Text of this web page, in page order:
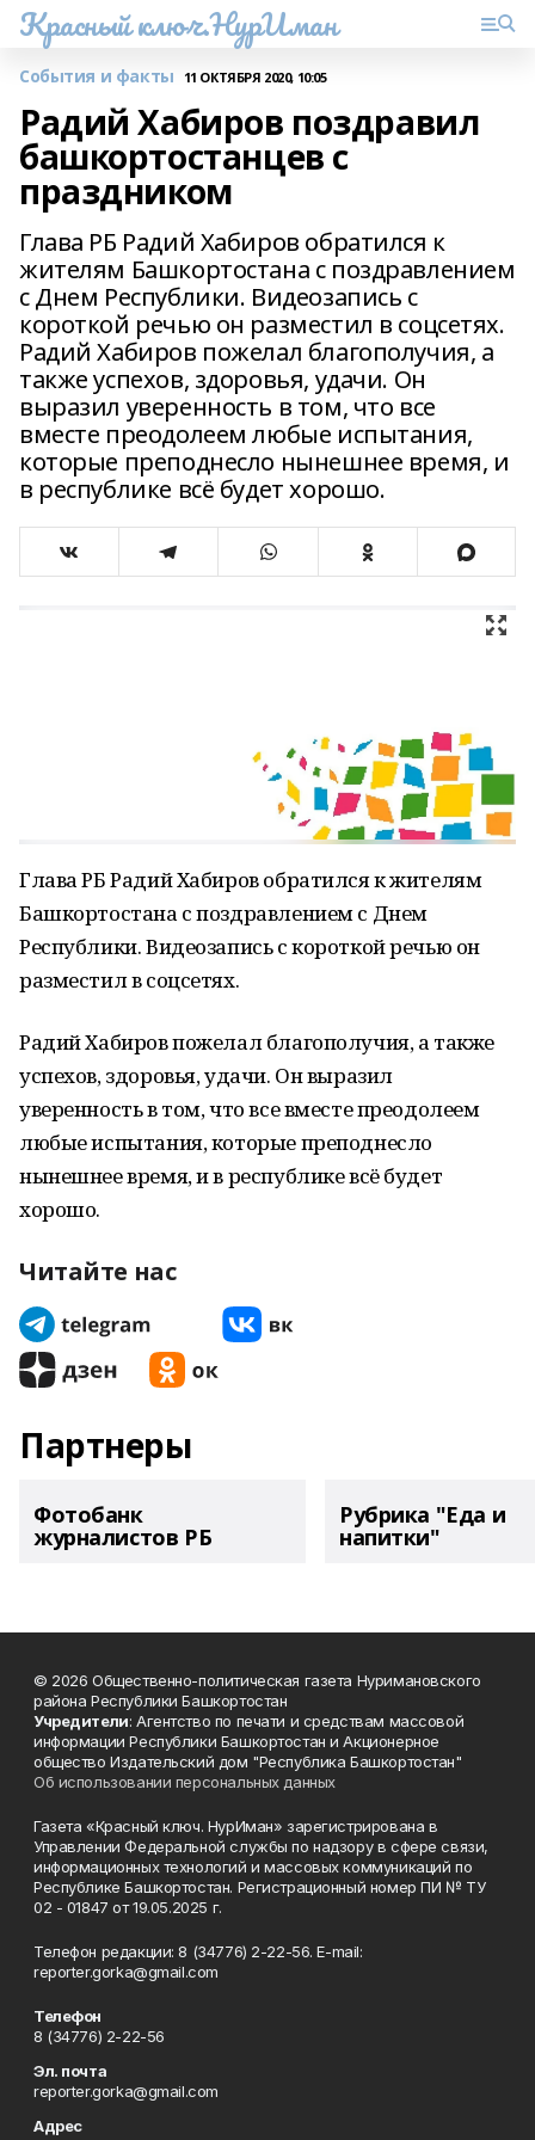
Красный ключ.НурИман
События и факты 11 ОКТЯБРЯ 2020, 10:05
Радий Хабиров поздравил
башкортостанцев с
праздником
Глава РБ Радий Хабиров обратился к
жителям Башкортостана с поздравлением
с Днем Республики. Видеозапись с
короткой речью он разместил в соцсетях.
Радий Хабиров пожелал благополучия, а
также успехов, здоровья, удачи. Он
выразил уверенность в том, что все
вместе преодолеем любые испытания,
которые преподнесло нынешнее время, и
в республике всё будет хорошо.
Глава РБ Радий Хабиров обратился к жителям
Башкортостана с поздравлением с Днем
Республики. Видеозапись с короткой речью он
разместил в соцсетях.
Радий Хабиров пожелал благополучия, а также
успехов, здоровья, удачи. Он выразил
уверенность в том, что все вместе преодолеем
любые испытания, которые преподнесло
нынешнее время, и в республике всё будет
хорошо.
Читайте нас
Партнеры
Фотобанк
журналистов РБ
Рубрика "Еда и
напитки"
© 2026 Общественно-политическая газета Нуримановского
района Республики Башкортостан
Учредители: Агентство по печати и средствам массовой
информации Республики Башкортостан и Акционерное
общество Издательский дом "Республика Башкортостан"
Об использовании персональных данных
Газета «Красный ключ. НурИман» зарегистрирована в
Управлении Федеральной службы по надзору в сфере связи,
информационных технологий и массовых коммуникаций по
Республике Башкортостан. Регистрационный номер ПИ № ТУ
02 - 01847 от 19.05.2025 г.
Телефон редакции: 8 (34776) 2-22-56. E-mail:
reporter.gorka@gmail.com
Телефон
8 (34776) 2-22-56
Эл. почта
reporter.gorka@gmail.com
Адрес